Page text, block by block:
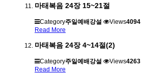
마태복음 24장 15~21절
Category주일예배강설 Views4094
Read More
마태복음 24장 4~14절(2)
Category주일예배강설 Views4263
Read More